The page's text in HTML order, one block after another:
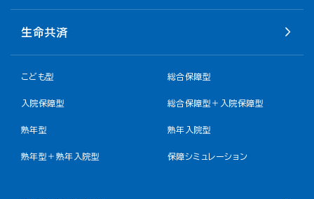
生命共済
こども型 総合保障型
入院保障型 総合保障型＋入院保障型
熟年型 熟年入院型
熟年型＋熟年入院型 保障シミュレーション